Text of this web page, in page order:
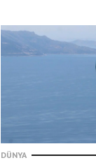
DÜNYA